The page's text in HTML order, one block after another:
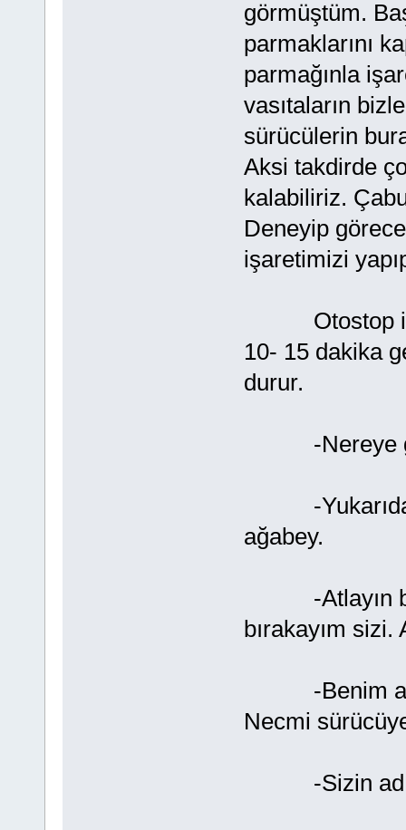
görmüştüm.
parmaklarını
parmağınla
vasıtaların
sürücülerin
Aksi takdirde
kalabiliriz.
Deneyip
işaretimizi
Otostop
10- 15 dakika
durur.
-Nereye
-Yukarıdaki
ağabey.
-Atlayın
bırakayım sizi.
-Benim
Necmi
-Sizin